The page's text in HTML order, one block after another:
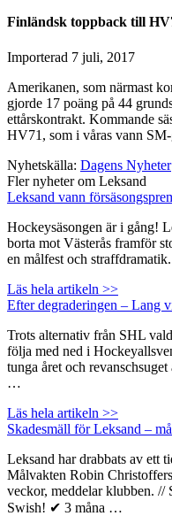
Finländsk toppback till
Importerad 7 juli, 2017
Amerikanen, som närmast
gjorde 17 poäng på 44
ettårskontrakt. Kommande
HV71, som i våras vann
Nyhetskälla: Dagens Nyheter
Fler nyheter om Leksand
Leksand vann
Hockeysäsongen är i gång!
borta mot Västerås framför
en målfest och straffdramatik.
Läs hela artikeln >>
Efter degraderingen – Lang
Trots alternativ från SHL
följa med ned i
tunga året och
…
Läs hela artikeln >>
Skadesmäll för Leksand –
Leksand har drabbats av ett
Målvakten Robin
veckor, meddelar klubben.
Swish! ✔ 3 måna …